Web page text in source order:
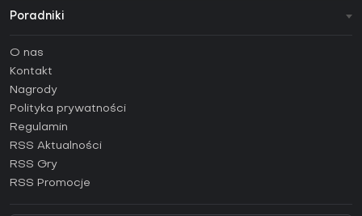
Poradniki
Poradniki
Jak aktywować klucz Steam (CD Key)?
Jak aktywować klucz Epic Games (CD Key)?
Jak aktywować klucz GOG (CD Key)?
Jak aktywować klucz Ubisoft Connect (CD Key)?
Jak aktywować klucz EA App (CD Key)?
O nas
Kontakt
Nagrody
Polityka prywatności
Regulamin
RSS Aktualności
RSS Gry
RSS Promocje